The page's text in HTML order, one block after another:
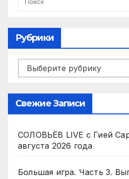
Рубрики
Рубрики
Свежие Записи
СОЛОВЬЁВ LIVE с Гией
августа 2026 года
Большая игра. Часть 3.